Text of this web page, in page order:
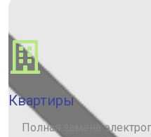
Квартиры
Полная замена